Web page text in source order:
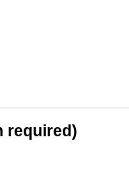
required)